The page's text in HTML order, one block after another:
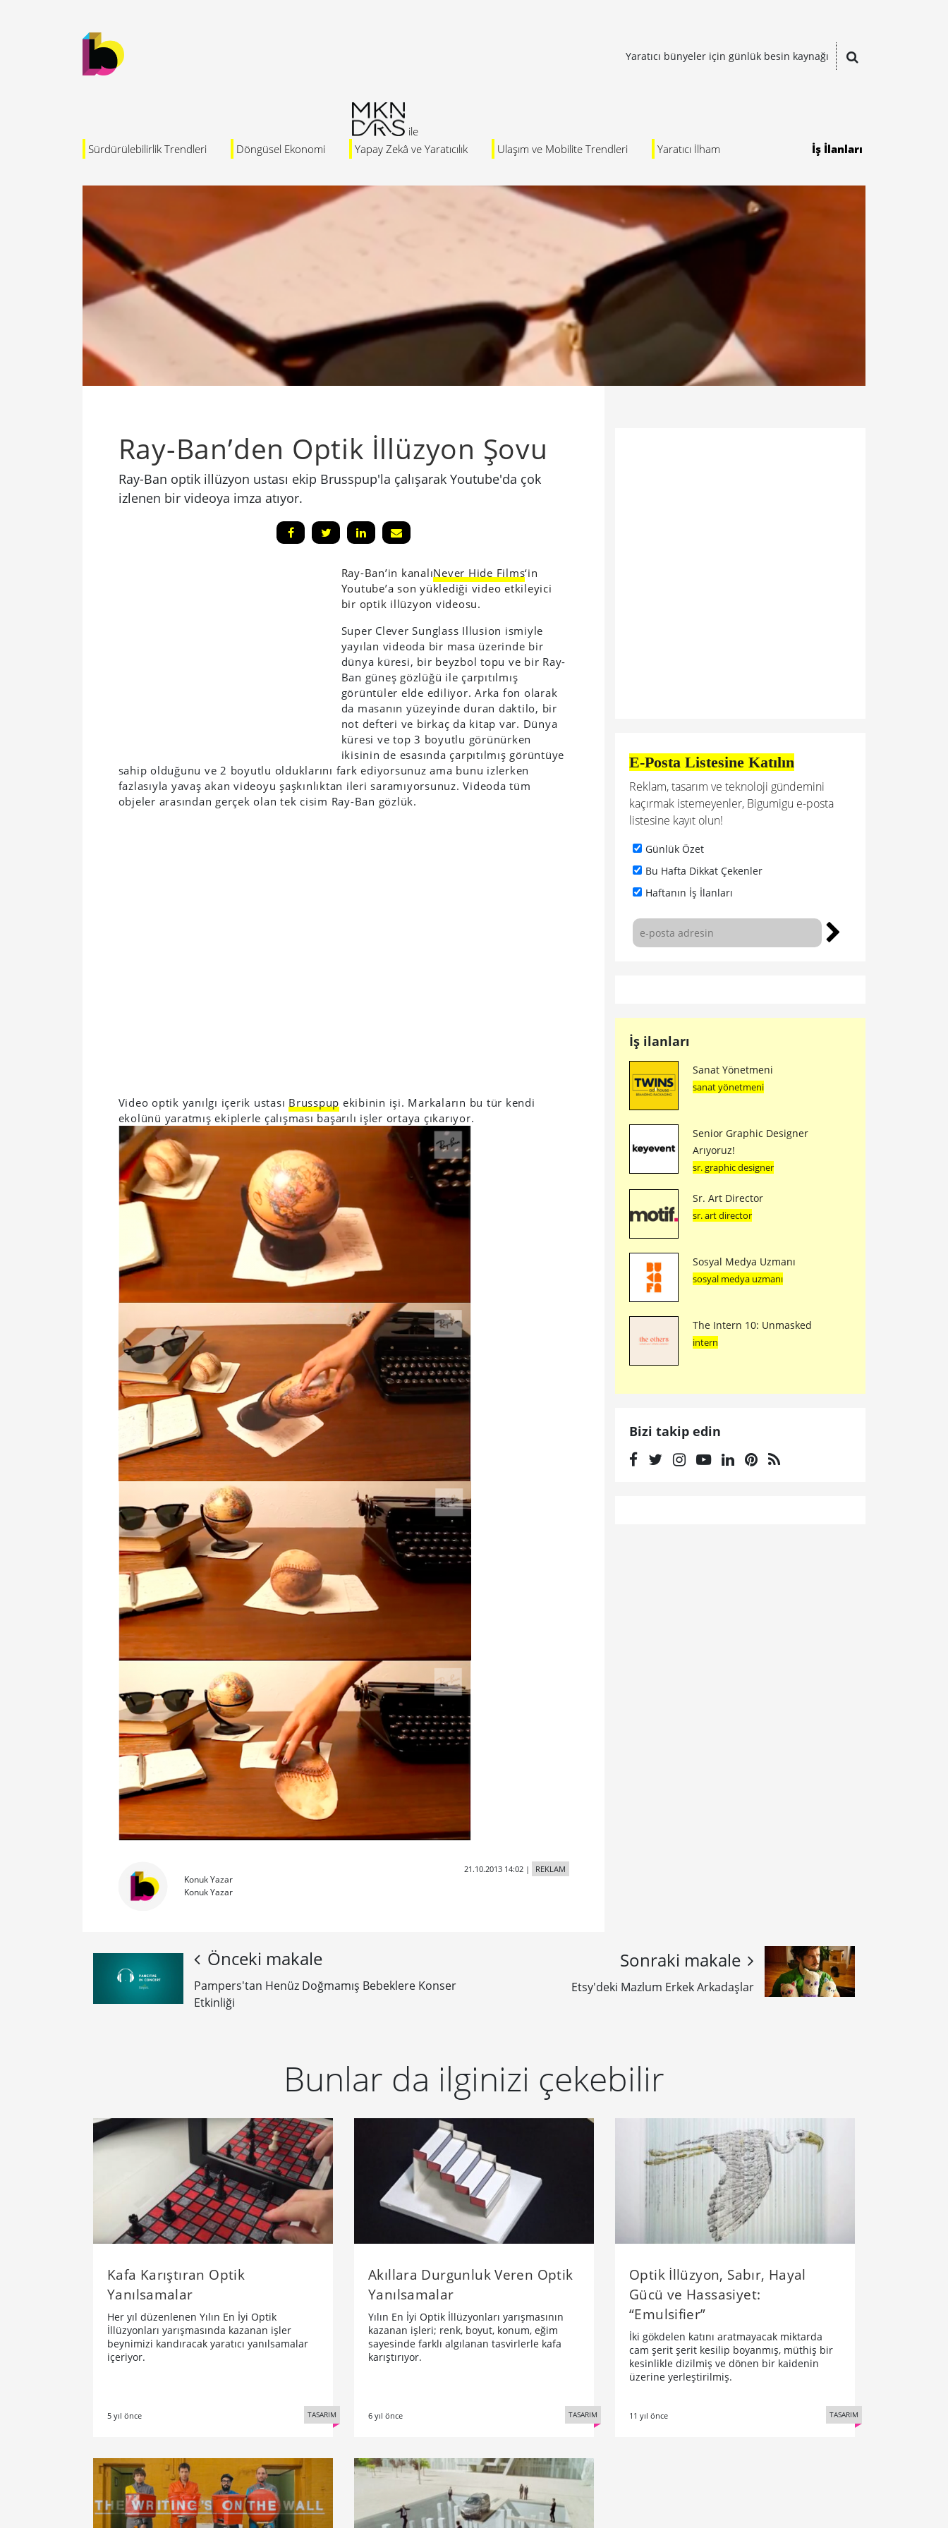
Yaratıcı bünyeler için günlük besin kaynağı
Sürdürülebilirlik Trendleri Döngüsel Ekonomi Yapay Zekâ ve Yaratıcılık Ulaşım ve Mobilite Trendleri Yaratıcı İlham İş İlanları
Ray-Ban’den Optik İllüzyon Şovu
Ray-Ban optik illüzyon ustası ekip Brusspup'la çalışarak Youtube'da çok
izlenen bir videoya imza atıyor.
Ray-Ban’in kanalıNever Hide Films‘in
Youtube’a son yüklediği video etkileyici
bir optik illüzyon videosu.
Super Clever Sunglass Illusion ismiyle
yayılan videoda bir masa üzerinde bir
dünya küresi, bir beyzbol topu ve bir Ray-
Ban güneş gözlüğü ile çarpıtılmış
görüntüler elde ediliyor. Arka fon olarak
da masanın yüzeyinde duran daktilo, bir
not defteri ve birkaç da kitap var. Dünya
küresi ve top 3 boyutlu görünürken
ikisinin de esasında çarpıtılmış görüntüye
sahip olduğunu ve 2 boyutlu olduklarını fark ediyorsunuz ama bunu izlerken
fazlasıyla yavaş akan videoyu şaşkınlıktan ileri saramıyorsunuz. Videoda tüm
objeler arasından gerçek olan tek cisim Ray-Ban gözlük.
Video optik yanılgı içerik ustası Brusspup ekibinin işi. Markaların bu tür kendi
ekolünü yaratmış ekiplerle çalışması başarılı işler ortaya çıkarıyor.
Konuk Yazar
Konuk Yazar
21.10.2013 14:02| REKLAM
E-Posta Listesine Katılın
Reklam, tasarım ve teknoloji gündemini
kaçırmak istemeyenler, Bigumigu e-posta
listesine kayıt olun!
Günlük Özet
Bu Hafta Dikkat Çekenler
Haftanın İş İlanları
İş ilanları
Sanat Yönetmeni
sanat yönetmeni
Senior Graphic Designer
Arıyoruz!
sr. graphic designer
Sr. Art Director
sr. art director
Sosyal Medya Uzmanı
sosyal medya uzmanı
The Intern 10: Unmasked
intern
Bizi takip edin
Önceki makale
Pampers'tan Henüz Doğmamış Bebeklere Konser
Etkinliği
Sonraki makale
Etsy'deki Mazlum Erkek Arkadaşlar
Bunlar da ilginizi çekebilir
Kafa Karıştıran Optik
Yanılsamalar
Her yıl düzenlenen Yılın En İyi Optik
İllüzyonları yarışmasında kazanan işler
beynimizi kandıracak yaratıcı yanılsamalar
içeriyor.
5 yıl önce TASARIM
Akıllara Durgunluk Veren Optik
Yanılsamalar
Yılın En İyi Optik İllüzyonları yarışmasının
kazanan işleri; renk, boyut, konum, eğim
sayesinde farklı algılanan tasvirlerle kafa
karıştırıyor.
6 yıl önce TASARIM
Optik İllüzyon, Sabır, Hayal
Gücü ve Hassasiyet:
“Emulsifier”
İki gökdelen katını aratmayacak miktarda
cam şerit şerit kesilip boyanmış, müthiş bir
kesinlikle dizilmiş ve dönen bir kaidenin
üzerine yerleştirilmiş.
11 yıl önce TASARIM